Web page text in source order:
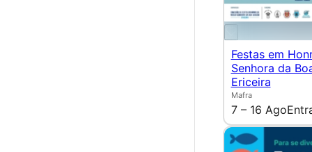
Festas em
Senhora da
Ericeira
Mafra
7 – 16 Ago